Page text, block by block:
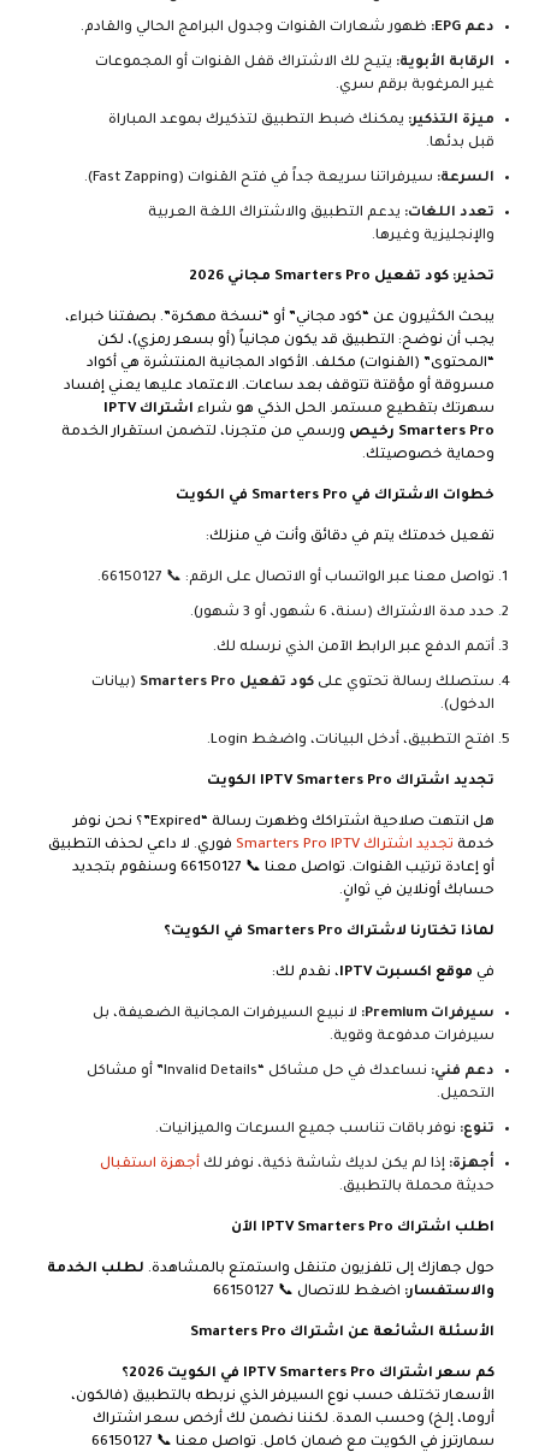
دعم EPG: ظهور شعارات القنوات وجدول البرامج الحالي والقادم.
الرقابة الأبوية: يتيح لك الاشتراك قفل القنوات أو المجموعات
غير المرغوبة برقم سري.
ميزة التذكير: يمكنك ضبط التطبيق لتذكيرك بموعد المباراة
قبل بدئها.
السرعة: سيرفراتنا سريعة جداً في فتح القنوات (Fast Zapping).
تعدد اللغات: يدعم التطبيق والاشتراك اللغة العربية
والإنجليزية وغيرها.
تحذير: كود تفعيل Smarters Pro مجاني 2026
يبحث الكثيرون عن “كود مجاني” أو “نسخة مهكرة”. بصفتنا خبراء،
يجب أن نوضح: التطبيق قد يكون مجانياً (أو بسعر رمزي)، لكن
“المحتوى” (القنوات) مكلف. الأكواد المجانية المنتشرة هي أكواد
مسروقة أو مؤقتة تتوقف بعد ساعات. الاعتماد عليها يعني إفساد
سهرتك بتقطيع مستمر. الحل الذكي هو شراء
اشتراك IPTV
Smarters Pro رخيص
ورسمي من متجرنا، لتضمن استقرار الخدمة
وحماية خصوصيتك.
خطوات الاشتراك في Smarters Pro في الكويت
تفعيل خدمتك يتم في دقائق وأنت في منزلك:
تواصل معنا عبر الواتساب أو الاتصال على الرقم: 📞 66150127
.
حدد مدة الاشتراك (سنة، 6 شهور، أو 3 شهور).
أتمم الدفع عبر الرابط الآمن الذي نرسله لك.
ستصلك رسالة تحتوي على كود تفعيل Smarters Pro
(بيانات
الدخول).
افتح التطبيق، أدخل البيانات، واضغط Login.
تجديد اشتراك IPTV Smarters Pro الكويت
هل انتهت صلاحية اشتراكك وظهرت رسالة “Expired”؟ نحن نوفر
خدمة تجديد اشتراك Smarters Pro IPTV
فوري. لا داعي لحذف التطبيق
أو إعادة ترتيب القنوات. تواصل معنا 📞 66150127وسنقوم بتجديد
حسابك أونلاين في ثوانٍ.
لماذا تختارنا لاشتراك Smarters Pro في الكويت؟
في موقع اكسبرت IPTV ، نقدم لك:
سيرفرات Premium:
لا نبيع السيرفرات المجانية الضعيفة، بل
سيرفرات مدفوعة وقوية.
دعم فني:
نساعدك في حل مشاكل “Invalid Details” أو مشاكل
التحميل.
تنوع: نوفر باقات تناسب جميع السرعات والميزانيات.
أجهزة: إذا لم يكن لديك شاشة ذكية، نوفر لك أجهزة استقبال
حديثة محملة بالتطبيق.
اطلب اشتراك IPTV Smarters Pro الآن
حول جهازك إلى تلفزيون متنقل واستمتع بالمشاهدة. لطلب الخدمة
والاستفسار: اضغط للاتصال 📞 66150127
الأسئلة الشائعة عن اشتراك Smarters Pro
كم سعر اشتراك IPTV Smarters Pro في الكويت 2026؟
الأسعار تختلف حسب نوع السيرفر الذي نربطه بالتطبيق (فالكون،
أروما، إلخ) وحسب المدة. لكننا نضمن لك أرخص سعر اشتراك
سمارترز في الكويت مع ضمان كامل. تواصل معنا 📞 66150127